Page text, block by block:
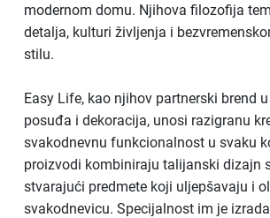
modernom domu. Njihova filozofija
detalja, kulturi življenja i
stilu.
Easy Life, kao njihov partnerski brend
posuđa i dekoracija, unosi razigranu
svakodnevnu funkcionalnost u svaku
proizvodi kombiniraju talijanski dizajn
stvarajući predmete koji uljepšavaju i
svakodnevicu. Specijalnost im je